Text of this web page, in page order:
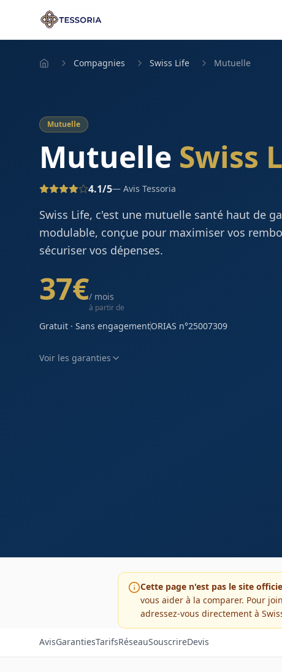
Compagnies Swiss Life Mutuelle
Mutuelle
Mutuelle Swiss
4.1/5— Avis Tessoria
Swiss Life, c'est une mutuelle santé haut de
modulable, conçue pour maximiser vos
sécuriser vos dépenses.
37€/ mois
à partir de
Gratuit · Sans engagementORIAS n°25007309
Voir les garanties
Cette page n'est pas le site
vous aider à la comparer. Pour
adressez-vous directement à
AvisGarantiesTarifsRéseauSouscrireDevis